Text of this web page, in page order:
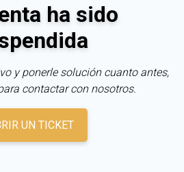
ha sido
y ponerle solución cuanto antes,
contactar con nosotros.
UN TICKET